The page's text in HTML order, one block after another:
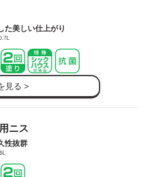
た美しい仕上がり
見る >
ニス
性抜群